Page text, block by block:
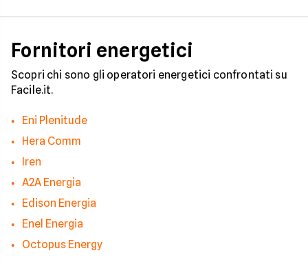
considerazione per
Fornitori energetici
Scopri chi sono gli operatori energetici confrontati su
Facile.it.
Eni Plenitude
Hera Comm
Iren
A2A Energia
Edison Energia
Enel Energia
Octopus Energy